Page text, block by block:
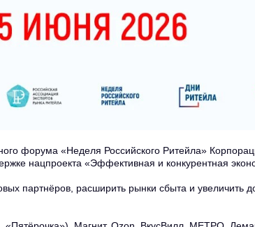
форума «Неделя Российского Ритейла»
нацпроекта «Эффективная и конкурентная
партнёров, расширить рынки сбыта и увеличить